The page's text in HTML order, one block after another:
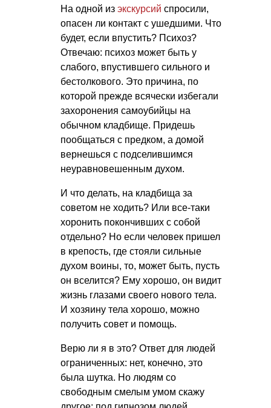
На одной из экскурсий спросили,
опасен ли контакт с ушедшими. Что
будет, если впустить? Психоз?
Отвечаю: психоз может быть у
слабого, впустившего сильного и
бестолкового. Это причина, по
которой прежде всячески избегали
захоронения самоубийцы на
обычном кладбище. Придешь
пообщаться с предком, а домой
вернешься с подселившимся
неуравновешенным духом.
И что делать, на кладбища за
советом не ходить? Или все-таки
хоронить покончивших с собой
отдельно? Но если человек пришел
в крепость, где стояли сильные
духом воины, то, может быть, пусть
он вселится? Ему хорошо, он видит
жизнь глазами своего нового тела.
И хозяину тела хорошо, можно
получить совет и помощь.
Верю ли я в это? Ответ для людей
ограниченных: нет, конечно, это
была шутка. Но людям со
свободным смелым умом скажу